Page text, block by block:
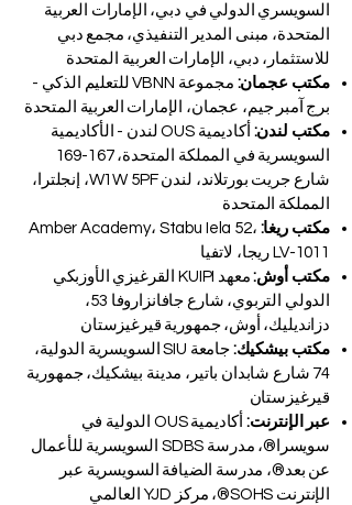
السويسري الدولي في دبي، الإمارات العربية
المتحدة، مبنى المدير التنفيذي، مجمع دبي
للاستثمار، دبي، الإمارات العربية المتحدة
مكتب عجمان:
مجموعة VBNN للتعليم الذكي -
برج آمبر جيم، عجمان، الإمارات العربية المتحدة
مكتب لندن:
أكاديمية OUS لندن - الأكاديمية
السويسرية في المملكة المتحدة، 167-169
شارع جريت بورتلاند، لندن W1W 5PF، إنجلترا،
المملكة المتحدة
مكتب ريغا: Amber Academy، Stabu Iela 52،
LV-1011 ريجا، لاتفيا
مكتب أوش:
معهد KUIPI القرغيزي الأوزبكي
الدولي التربوي، شارع جافانزاروفا 53،
دزانديليك، أوش، جمهورية قيرغيزستان
مكتب بيشكيك:
جامعة SIU السويسرية الدولية،
74 شارع شابدان باتير، مدينة بيشكيك، جمهورية
قيرغيزستان
عبر الإنترنت:
أكاديمية OUS الدولية في
سويسرا®، مدرسة SDBS السويسرية للأعمال
عن بعد®، مدرسة الضيافة السويسرية عبر
الإنترنت SOHS®، مركز YJD العالمي